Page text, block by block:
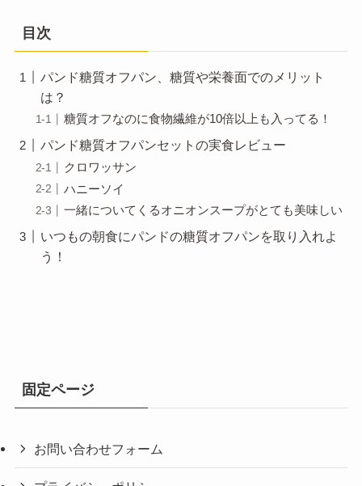
目次
パンド糖質オフパン、糖質や栄養面でのメリット
は？
糖質オフなのに食物繊維が10倍以上も入ってる！
パンド糖質オフパンセットの実食レビュー
クロワッサン
ハニーソイ
一緒についてくるオニオンスープがとても美味しい
いつもの朝食にパンドの糖質オフパンを取り入れよ
う！
固定ページ
お問い合わせフォーム